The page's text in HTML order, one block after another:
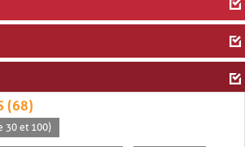
(68)
30 et 100)